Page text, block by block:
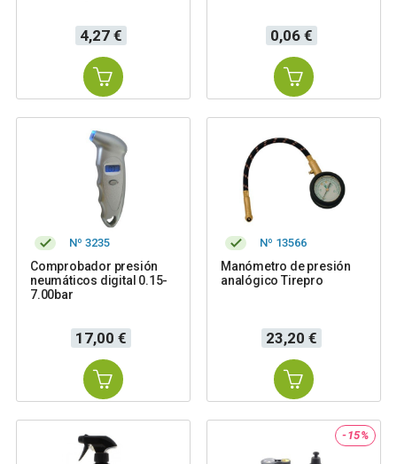
Precio
4,27 € Precio
0,06 €
Nº 3235
Comprobador presión
neumáticos digital 0.15-
7.00bar
Precio
17,00 €
Nº 13566
Manómetro de presión
analógico Tirepro
Precio
23,20 €
-15%